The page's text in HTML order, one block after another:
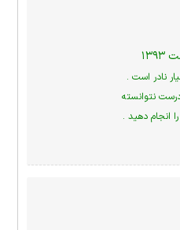
نادر است .
نتوانسته
انجام دهید .